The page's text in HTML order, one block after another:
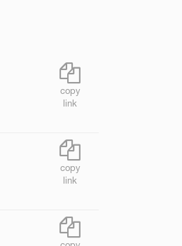
copy
link
copy
link